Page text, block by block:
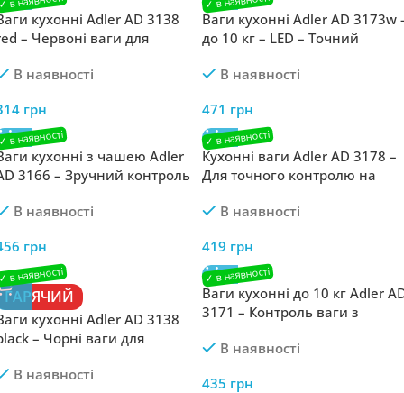
кухонні Adler AD 3138
– Червоні ваги для
В наявності
грн
Ваги кухонні Adler AD 3173w
до 10 кг – LED – Точний
В наявності
471 грн
кухонні з чашею Adler
3166 – Зручний контроль
В наявності
грн
Кухонні ваги Adler AD 3178 –
Для точного контролю на
В наявності
419 грн
ГАРЯЧИЙ
кухонні Adler AD 3138
– Чорні ваги для
В наявності
Ваги кухонні до 10 кг Adler
3171 – Контроль ваги з
В наявності
435 грн